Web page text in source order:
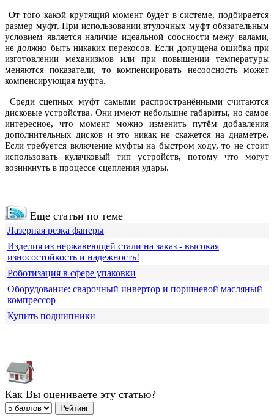
От того какой крутящий момент будет в системе, подбирается
размер муфт. При использовании втулочных муфт обязательным
условием является наличие идеальной соосности межу валами,
не должно быть никаких перекосов. Если допущена ошибка при
изготовлении механизмов или при повышении температуры
меняются показатели, то компенсировать несоосность может
компенсирующая муфта.
Среди сцепных муфт самыми распространёнными считаются
дисковые устройства. Они имеют небольшие габариты, но самое
интересное, что момент можно изменить путём добавления
дополнительных дисков и это никак не скажется на диаметре.
Если требуется включение муфты на быстром ходу, то не стоит
использовать кулачковый тип устройств, потому что могут
возникнуть в процессе сцепления удары.
Еще статьи по теме
Лазерная резка фанеры
Изделия из нержавеющей стали на заказ - высокая
износостойкость и надежность!
Роботизация в сфере упаковки
Оборудование: сварочный инвертор и поршневой масляный
компрессор
Купить подшипники
Как Вы оцениваете эту статью?